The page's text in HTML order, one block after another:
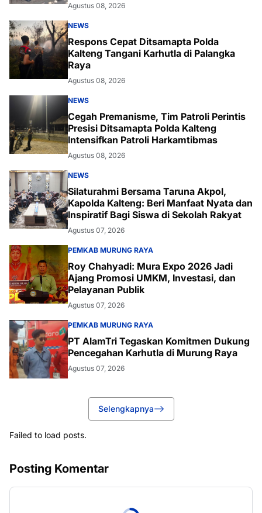
Agustus 08, 2026
NEWS
Respons Cepat Ditsamapta Polda
Kalteng Tangani Karhutla di Palangka
Raya
Agustus 08, 2026
NEWS
Cegah Premanisme, Tim Patroli Perintis
Presisi Ditsamapta Polda Kalteng
Intensifkan Patroli Harkamtibmas
Agustus 08, 2026
NEWS
Silaturahmi Bersama Taruna Akpol,
Kapolda Kalteng: Beri Manfaat Nyata dan
Inspiratif Bagi Siswa di Sekolah Rakyat
Agustus 07, 2026
PEMKAB MURUNG RAYA
Roy Chahyadi: Mura Expo 2026 Jadi
Ajang Promosi UMKM, Investasi, dan
Pelayanan Publik
Agustus 07, 2026
PEMKAB MURUNG RAYA
PT AlamTri Tegaskan Komitmen Dukung
Pencegahan Karhutla di Murung Raya
Agustus 07, 2026
Selengkapnya
Failed to load posts.
Posting Komentar